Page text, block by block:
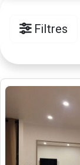
Filtres